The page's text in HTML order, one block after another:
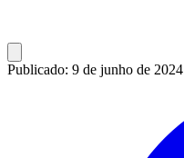
Publicado: 9 de junho de 2024